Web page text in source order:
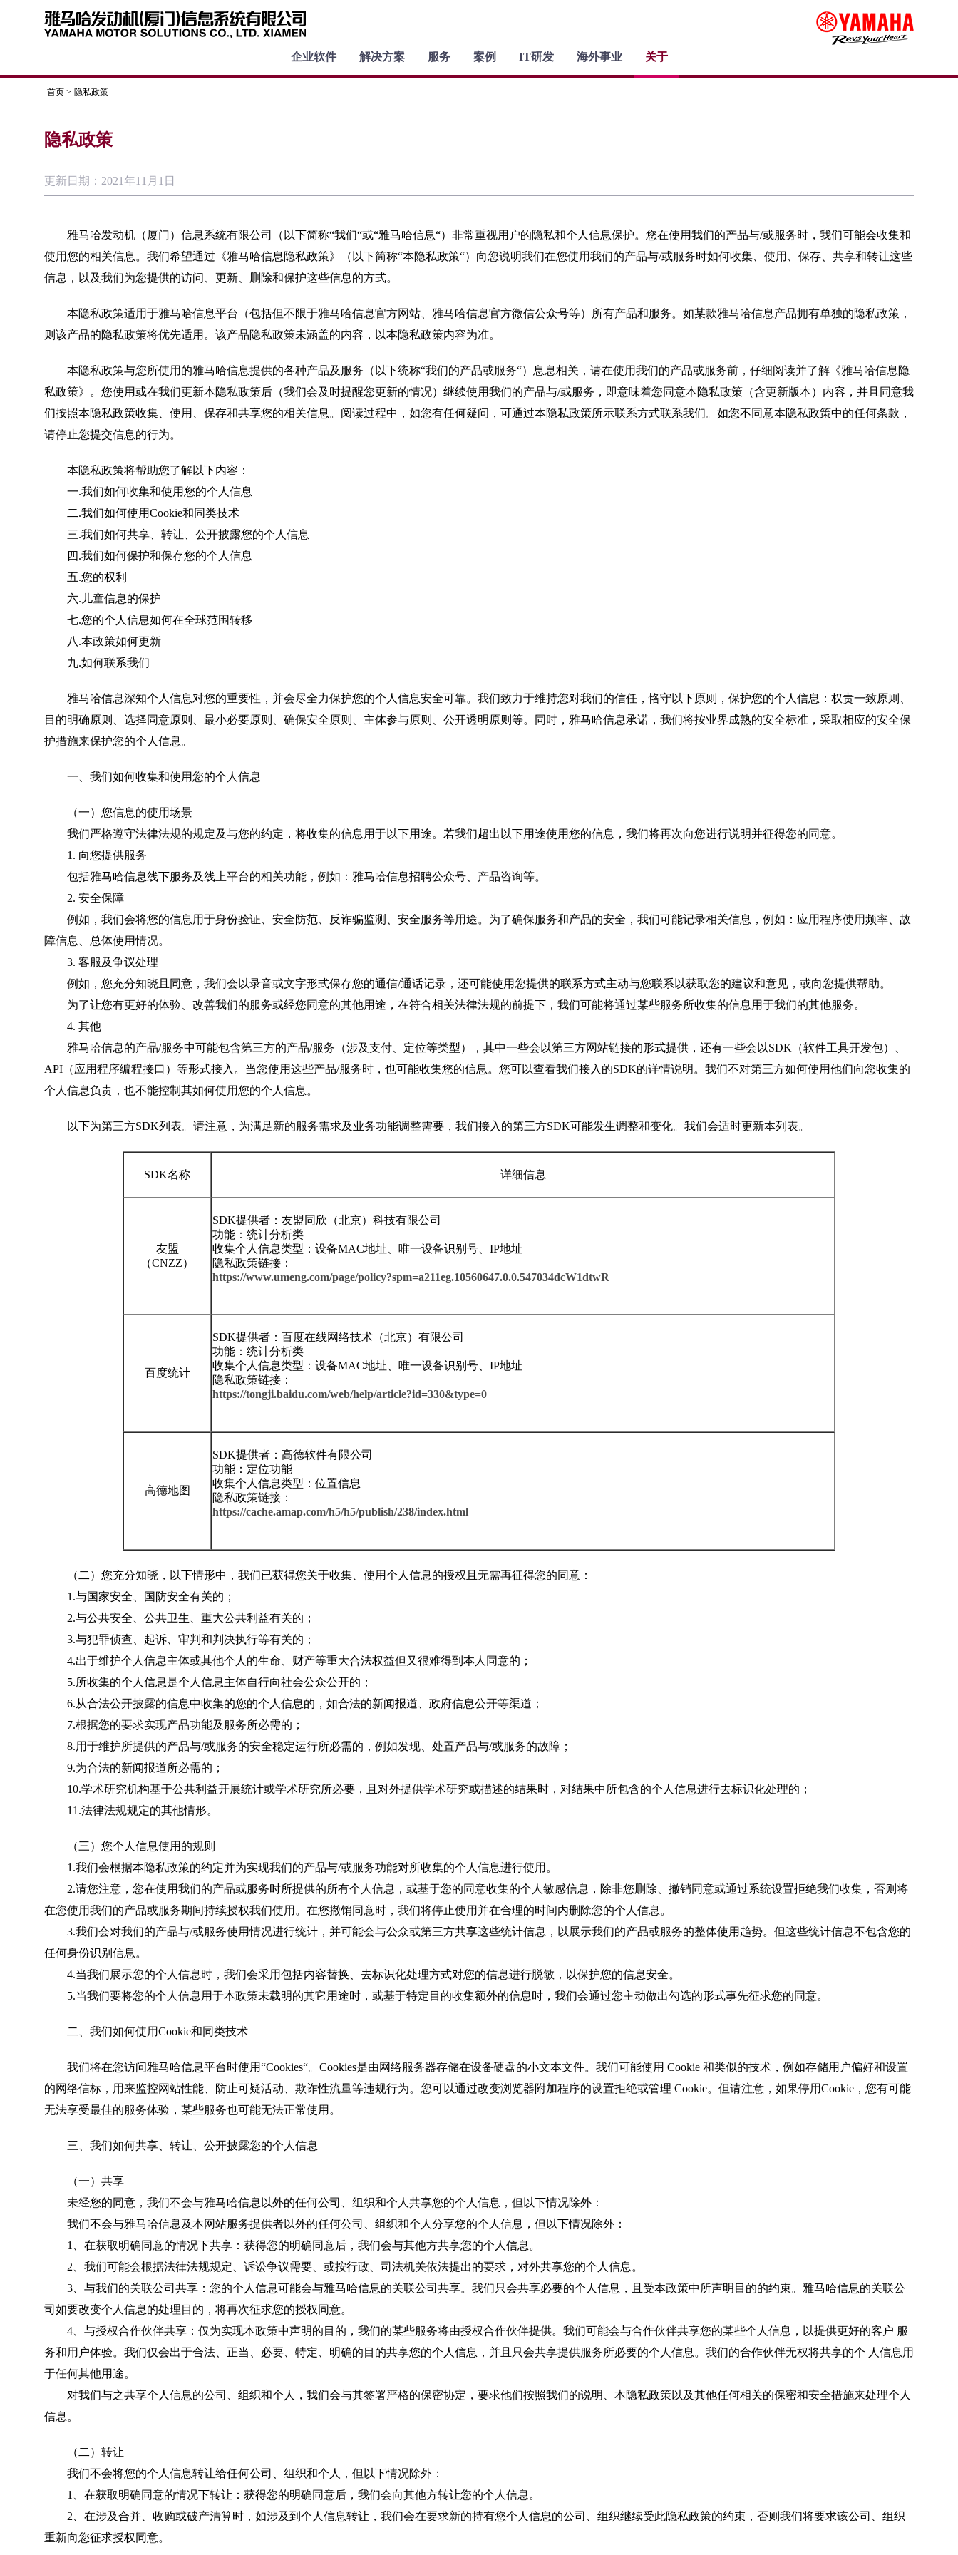
企业软件 解决方案 服务 案例 IT研发 海外事业 关于
首页 > 隐私政策
隐私政策
更新日期：2021年11月1日
雅马哈发动机（厦门）信息系统有限公司（以下简称“我们“或“雅马哈信息“）非常重视用户的隐私和个人信息保护。您在使用我们的产品与/或服务时，我们可能会收集和
使用您的相关信息。我们希望通过《雅马哈信息隐私政策》（以下简称“本隐私政策“）向您说明我们在您使用我们的产品与/或服务时如何收集、使用、保存、共享和转让这些
信息，以及我们为您提供的访问、更新、删除和保护这些信息的方式。
本隐私政策适用于雅马哈信息平台（包括但不限于雅马哈信息官方网站、雅马哈信息官方微信公众号等）所有产品和服务。如某款雅马哈信息产品拥有单独的隐私政策，
则该产品的隐私政策将优先适用。该产品隐私政策未涵盖的内容，以本隐私政策内容为准。
本隐私政策与您所使用的雅马哈信息提供的各种产品及服务（以下统称“我们的产品或服务“）息息相关，请在使用我们的产品或服务前，仔细阅读并了解《雅马哈信息隐
私政策》。您使用或在我们更新本隐私政策后（我们会及时提醒您更新的情况）继续使用我们的产品与/或服务，即意味着您同意本隐私政策（含更新版本）内容，并且同意我
们按照本隐私政策收集、使用、保存和共享您的相关信息。阅读过程中，如您有任何疑问，可通过本隐私政策所示联系方式联系我们。如您不同意本隐私政策中的任何条款，
请停止您提交信息的行为。
本隐私政策将帮助您了解以下内容：
一.我们如何收集和使用您的个人信息
二.我们如何使用Cookie和同类技术
三.我们如何共享、转让、公开披露您的个人信息
四.我们如何保护和保存您的个人信息
五.您的权利
六.儿童信息的保护
七.您的个人信息如何在全球范围转移
八.本政策如何更新
九.如何联系我们
雅马哈信息深知个人信息对您的重要性，并会尽全力保护您的个人信息安全可靠。我们致力于维持您对我们的信任，恪守以下原则，保护您的个人信息：权责一致原则、
目的明确原则、选择同意原则、最小必要原则、确保安全原则、主体参与原则、公开透明原则等。同时，雅马哈信息承诺，我们将按业界成熟的安全标准，采取相应的安全保
护措施来保护您的个人信息。
一、我们如何收集和使用您的个人信息
（一）您信息的使用场景
我们严格遵守法律法规的规定及与您的约定，将收集的信息用于以下用途。若我们超出以下用途使用您的信息，我们将再次向您进行说明并征得您的同意。
1. 向您提供服务
包括雅马哈信息线下服务及线上平台的相关功能，例如：雅马哈信息招聘公众号、产品咨询等。
2. 安全保障
例如，我们会将您的信息用于身份验证、安全防范、反诈骗监测、安全服务等用途。为了确保服务和产品的安全，我们可能记录相关信息，例如：应用程序使用频率、故
障信息、总体使用情况。
3. 客服及争议处理
例如，您充分知晓且同意，我们会以录音或文字形式保存您的通信/通话记录，还可能使用您提供的联系方式主动与您联系以获取您的建议和意见，或向您提供帮助。
为了让您有更好的体验、改善我们的服务或经您同意的其他用途，在符合相关法律法规的前提下，我们可能将通过某些服务所收集的信息用于我们的其他服务。
4. 其他
雅马哈信息的产品/服务中可能包含第三方的产品/服务（涉及支付、定位等类型），其中一些会以第三方网站链接的形式提供，还有一些会以SDK（软件工具开发包）、
API（应用程序编程接口）等形式接入。当您使用这些产品/服务时，也可能收集您的信息。您可以查看我们接入的SDK的详情说明。我们不对第三方如何使用他们向您收集的
个人信息负责，也不能控制其如何使用您的个人信息。
以下为第三方SDK列表。请注意，为满足新的服务需求及业务功能调整需要，我们接入的第三方SDK可能发生调整和变化。我们会适时更新本列表。
SDK名称 详细信息
友盟
（CNZZ）
SDK提供者：友盟同欣（北京）科技有限公司
功能：统计分析类
收集个人信息类型：设备MAC地址、唯一设备识别号、IP地址
隐私政策链接：
https://www.umeng.com/page/policy?spm=a211eg.10560647.0.0.547034dcW1dtwR
百度统计
SDK提供者：百度在线网络技术（北京）有限公司
功能：统计分析类
收集个人信息类型：设备MAC地址、唯一设备识别号、IP地址
隐私政策链接：
https://tongji.baidu.com/web/help/article?id=330&type=0
高德地图
SDK提供者：高德软件有限公司
功能：定位功能
收集个人信息类型：位置信息
隐私政策链接：
https://cache.amap.com/h5/h5/publish/238/index.html
（二）您充分知晓，以下情形中，我们已获得您关于收集、使用个人信息的授权且无需再征得您的同意：
1.与国家安全、国防安全有关的；
2.与公共安全、公共卫生、重大公共利益有关的；
3.与犯罪侦查、起诉、审判和判决执行等有关的；
4.出于维护个人信息主体或其他个人的生命、财产等重大合法权益但又很难得到本人同意的；
5.所收集的个人信息是个人信息主体自行向社会公众公开的；
6.从合法公开披露的信息中收集的您的个人信息的，如合法的新闻报道、政府信息公开等渠道；
7.根据您的要求实现产品功能及服务所必需的；
8.用于维护所提供的产品与/或服务的安全稳定运行所必需的，例如发现、处置产品与/或服务的故障；
9.为合法的新闻报道所必需的；
10.学术研究机构基于公共利益开展统计或学术研究所必要，且对外提供学术研究或描述的结果时，对结果中所包含的个人信息进行去标识化处理的；
11.法律法规规定的其他情形。
（三）您个人信息使用的规则
1.我们会根据本隐私政策的约定并为实现我们的产品与/或服务功能对所收集的个人信息进行使用。
2.请您注意，您在使用我们的产品或服务时所提供的所有个人信息，或基于您的同意收集的个人敏感信息，除非您删除、撤销同意或通过系统设置拒绝我们收集，否则将
在您使用我们的产品或服务期间持续授权我们使用。在您撤销同意时，我们将停止使用并在合理的时间内删除您的个人信息。
3.我们会对我们的产品与/或服务使用情况进行统计，并可能会与公众或第三方共享这些统计信息，以展示我们的产品或服务的整体使用趋势。但这些统计信息不包含您的
任何身份识别信息。
4.当我们展示您的个人信息时，我们会采用包括内容替换、去标识化处理方式对您的信息进行脱敏，以保护您的信息安全。
5.当我们要将您的个人信息用于本政策未载明的其它用途时，或基于特定目的收集额外的信息时，我们会通过您主动做出勾选的形式事先征求您的同意。
二、我们如何使用Cookie和同类技术
我们将在您访问雅马哈信息平台时使用“Cookies“。Cookies是由网络服务器存储在设备硬盘的小文本文件。我们可能使用 Cookie 和类似的技术，例如存储用户偏好和设置
的网络信标，用来监控网站性能、防止可疑活动、欺诈性流量等违规行为。您可以通过改变浏览器附加程序的设置拒绝或管理 Cookie。但请注意，如果停用Cookie，您有可能
无法享受最佳的服务体验，某些服务也可能无法正常使用。
三、我们如何共享、转让、公开披露您的个人信息
（一）共享
未经您的同意，我们不会与雅马哈信息以外的任何公司、组织和个人共享您的个人信息，但以下情况除外：
我们不会与雅马哈信息及本网站服务提供者以外的任何公司、组织和个人分享您的个人信息，但以下情况除外：
1、在获取明确同意的情况下共享：获得您的明确同意后，我们会与其他方共享您的个人信息。
2、我们可能会根据法律法规规定、诉讼争议需要、或按行政、司法机关依法提出的要求，对外共享您的个人信息。
3、与我们的关联公司共享：您的个人信息可能会与雅马哈信息的关联公司共享。我们只会共享必要的个人信息，且受本政策中所声明目的的约束。雅马哈信息的关联公
司如要改变个人信息的处理目的，将再次征求您的授权同意。
4、与授权合作伙伴共享：仅为实现本政策中声明的目的，我们的某些服务将由授权合作伙伴提供。我们可能会与合作伙伴共享您的某些个人信息，以提供更好的客户 服
务和用户体验。我们仅会出于合法、正当、必要、特定、明确的目的共享您的个人信息，并且只会共享提供服务所必要的个人信息。我们的合作伙伴无权将共享的个 人信息用
于任何其他用途。
对我们与之共享个人信息的公司、组织和个人，我们会与其签署严格的保密协定，要求他们按照我们的说明、本隐私政策以及其他任何相关的保密和安全措施来处理个人
信息。
（二）转让
我们不会将您的个人信息转让给任何公司、组织和个人，但以下情况除外：
1、在获取明确同意的情况下转让：获得您的明确同意后，我们会向其他方转让您的个人信息。
2、在涉及合并、收购或破产清算时，如涉及到个人信息转让，我们会在要求新的持有您个人信息的公司、组织继续受此隐私政策的约束，否则我们将要求该公司、组织
重新向您征求授权同意。